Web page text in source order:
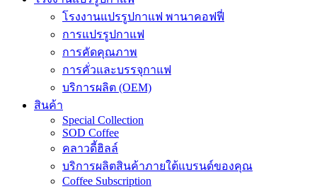
โรงงานแปรรูปกาแฟ พานาคอฟฟี่
การแปรรูปกาแฟ
การคัดคุณภาพ
การคั่วและบรรจุกาแฟ
บริการผลิต (OEM)
สินค้า
Special Collection
SOD Coffee
คลาวดี้ฮิลล์
บริการผลิตสินค้าภายใต้แบรนด์ของคุณ
Coffee Subscription